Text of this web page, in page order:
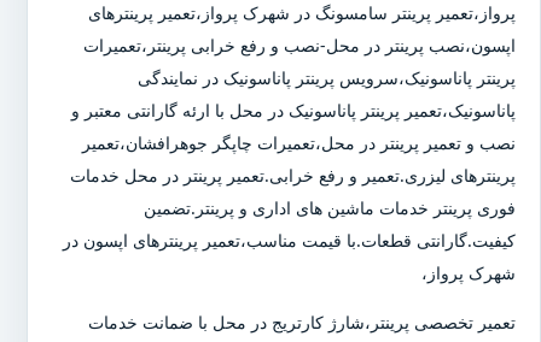
پرواز،تعمیر پرینتر سامسونگ در شهرک پرواز،تعمیر پرینترهای
اپسون،نصب پرینتر در محل-نصب و رفع خرابی پرینتر،تعمیرات
پرینتر پاناسونیک،سرویس پرینتر پاناسونیک در نمایندگی
پاناسونیک،تعمیر پرینتر پاناسونیک در محل با ارئه گارانتی معتبر و
نصب و تعمیر پرینتر در محل،تعمیرات چاپگر جوهرافشان،تعمیر
پرینترهای لیزری.تعمیر و رفع خرابی.تعمیر پرینتر در محل خدمات
فوری پرینتر خدمات ماشین های اداری و پرینتر.تضمین
کیفیت.گارانتی قطعات.با قیمت مناسب،تعمیر پرینترهای اپسون در
شهرک پرواز،
تعمیر تخصصی پرینتر،شارژ کارتریج در محل با ضمانت خدمات